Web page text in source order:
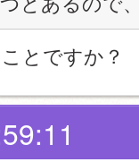
とですか？